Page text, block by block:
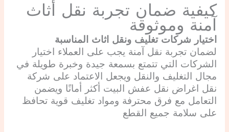
كيفية ضمان تجربة نقل أثاث
آمنة وموثوقة
اختيار شركات تغليف ونقل اثاث المناسبة
لضمان تجربة نقل آمنة يجب على العملاء اختيار
الشركات التي تتمتع بسمعة جيدة وخبرة طويلة في
مجال التغليف والنقل ويجعل الاعتماد على شركة
نقل اغراض نقل عفش البيت أكثر أمانًا ويضمن
التعامل مع فرق محترفة ومواد تغليف قوية تحافظ
على سلامة جميع القطع